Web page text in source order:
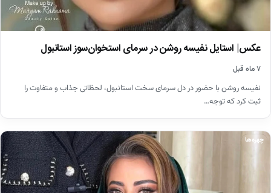
عکس| استایل نفیسه روشن در سرمای استخوان‌سوز استانبول
۷ ماه قبل
نفیسه روشن با حضور در دل سرمای سخت استانبول، لحظاتی جذاب و متفاوت را
ثبت کرد که توجه…
چهره‌ها